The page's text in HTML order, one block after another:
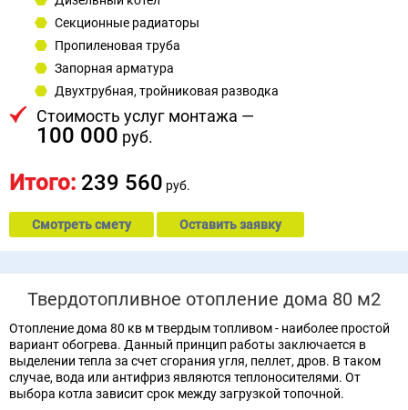
Секционные радиаторы
Пропиленовая труба
Запорная арматура
Двухтрубная, тройниковая разводка
Стоимость услуг монтажа —
100 000 руб.
Итого: 239 560 руб.
Смотреть смету Оставить заявку
Твердотопливное отопление дома 80 м2
Отопление дома 80 кв м твердым топливом - наиболее простой
вариант обогрева. Данный принцип работы заключается в
выделении тепла за счет сгорания угля, пеллет, дров. В таком
случае, вода или антифриз являются теплоносителями. От
выбора котла зависит срок между загрузкой топочной.